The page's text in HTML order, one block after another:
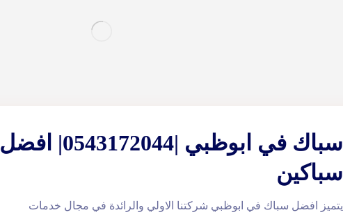
سباك في ابوظبي |0543172044| افضل
سباكين
يتميز افضل سباك في ابوظبي شركتنا الاولي والرائدة في مجال خدمات